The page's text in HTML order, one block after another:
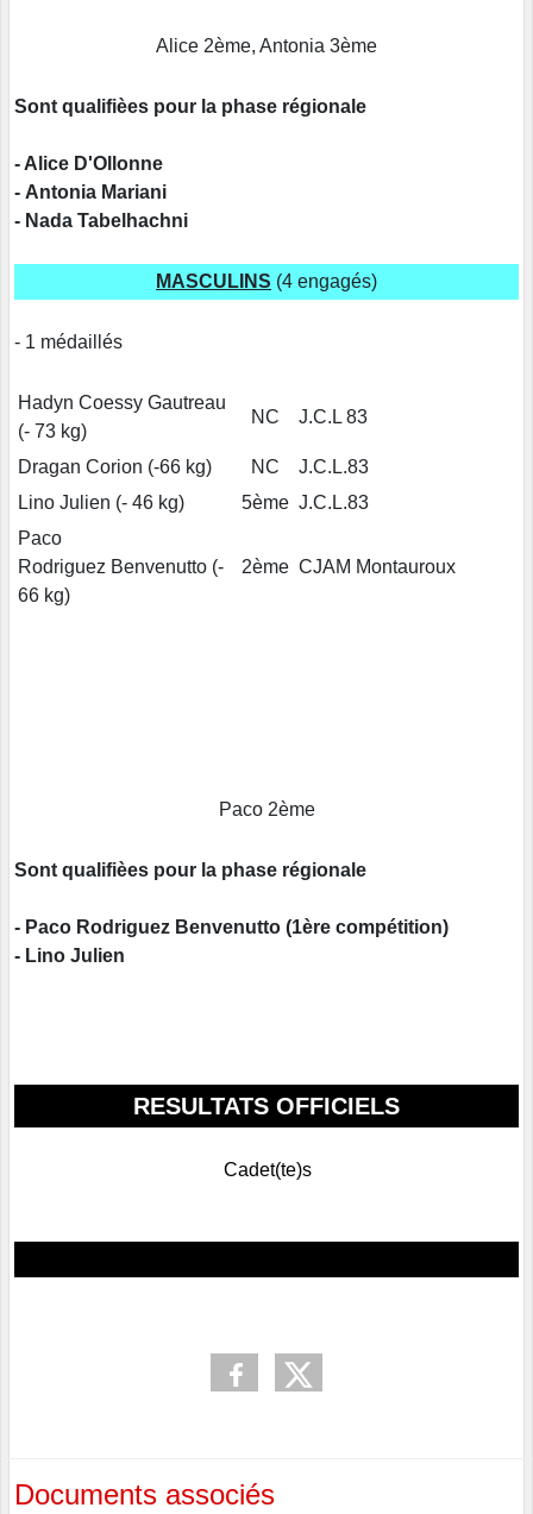
Alice 2ème, Antonia 3ème
Sont qualifièes pour la phase régionale
- Alice D'Ollonne
- Antonia Mariani
- Nada Tabelhachni
MASCULINS (4 engagés)
- 1 médaillés
Hadyn Coessy Gautreau
(- 73 kg)
NC J.C.L 83
Dragan Corion (-66 kg) NC
J.C.L.83
Lino Julien (- 46 kg)
5ème J.C.L.83
Paco
Rodriguez Benvenutto (-
66 kg)
2ème CJAM Montauroux
Paco 2ème
Sont qualifièes pour la phase régionale
- Paco Rodriguez Benvenutto (1ère compétition)
- Lino Julien
RESULTATS OFFICIELS
Cadet(te)s
Documents associés